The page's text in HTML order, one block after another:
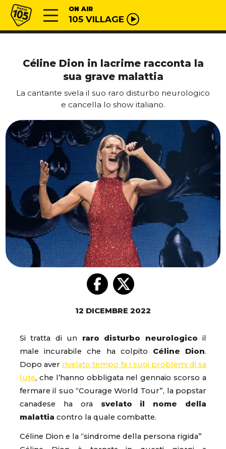
Vai al contenuto
Radio 105 ON AIR
105 VILLAGE
Céline Dion in lacrime racconta la
sua grave malattia
La cantante svela il suo raro disturbo neurologico
e cancella lo show italiano.
12 DICEMBRE 2022
Si tratta di un raro disturbo neurologico il
male incurabile che ha colpito Céline Dion.
Dopo aver rivelato tempo fa i suoi problemi di sa
lute, che l’hanno obbligata nel gennaio scorso a
fermare il suo “Courage World Tour”, la popstar
canadese ha ora svelato il nome della
malattia contro la quale combatte.
Céline Dion e la “sindrome della persona rigida”